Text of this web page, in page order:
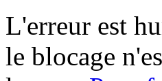
L'erreur est
le blocage